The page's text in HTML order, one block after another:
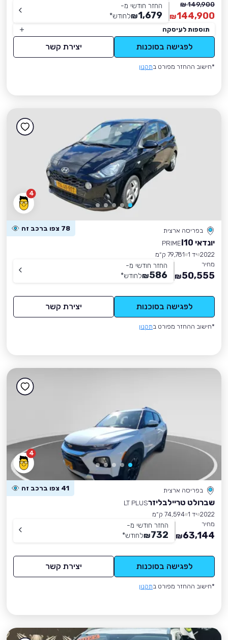
149,900 ₪
144,900
₪
החזר חודשי מ-
1,679
₪לחודש*
תוספות לעיסקה
לפגישה בסוכנות יצירת קשר
*חישוב ההחזר מפורט בתקנון
4
בפריסה ארצית 78 צפו ברכב זה
יונדאי I10
PRIME
2022 יד 1
79,781 ק״מ
מחיר
50,555
₪
החזר חודשי מ-
586
₪לחודש*
לפגישה בסוכנות יצירת קשר
*חישוב ההחזר מפורט בתקנון
4
בפריסה ארצית 41 צפו ברכב זה
שברולט טריילבליזרLT PLUS
2022 יד 1
74,594 ק״מ
מחיר
63,144
₪
החזר חודשי מ-
732
₪לחודש*
לפגישה בסוכנות יצירת קשר
*חישוב ההחזר מפורט בתקנון